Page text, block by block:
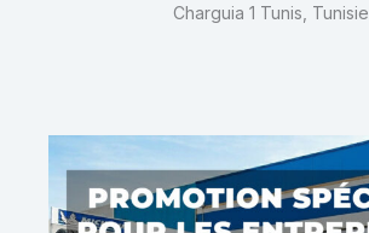
Charguia 1 Tunis, Tunisie